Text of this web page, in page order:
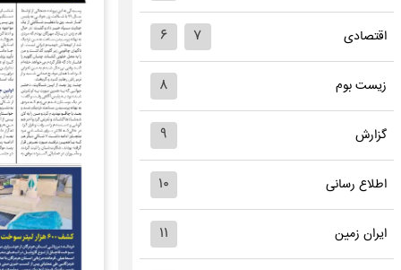
اقتصادی ۶ ۷
زیست بوم ۸
گزارش ۹
اطلاع رسانی ۱۰
ایران زمین ۱۱